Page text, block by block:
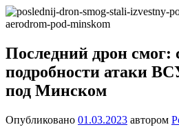
Перейти
к
Новости
Ещё
сайт
на
WordPress
Последний дрон смог:
подробности атаки
под Минском
Опубликовано 01.03.2023 автором